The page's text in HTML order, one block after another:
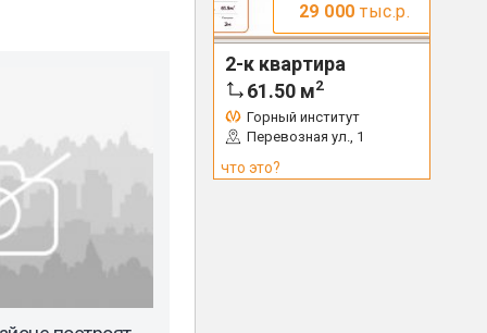
29 000 тыс.р.
2-к квартира
61.50 м2
Горный институт
Перевозная ул., 1
что это?